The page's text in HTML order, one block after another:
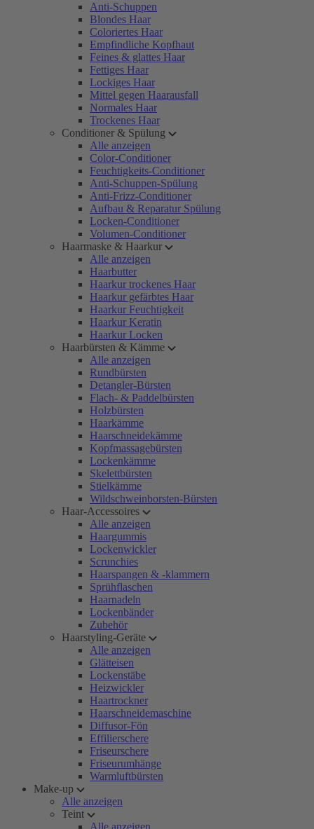
Anti-Schuppen
Blondes Haar
Coloriertes Haar
Empfindliche Kopfhaut
Feines & glattes Haar
Fettiges Haar
Lockiges Haar
Mittel gegen Haarausfall
Normales Haar
Trockenes Haar
Conditioner & Spülung
Alle anzeigen
Color-Conditioner
Feuchtigkeits-Conditioner
Anti-Schuppen-Spülung
Anti-Frizz-Conditioner
Aufbau & Reparatur Spülung
Locken-Conditioner
Volumen-Conditioner
Haarmaske & Haarkur
Alle anzeigen
Haarbutter
Haarkur trockenes Haar
Haarkur gefärbtes Haar
Haarkur Feuchtigkeit
Haarkur Keratin
Haarkur Locken
Haarbürsten & Kämme
Alle anzeigen
Rundbürsten
Detangler-Bürsten
Flach- & Paddelbürsten
Holzbürsten
Haarkämme
Haarschneidekämme
Kopfmassagebürsten
Lockenkämme
Skelettbürsten
Stielkämme
Wildschweinborsten-Bürsten
Haar-Accessoires
Alle anzeigen
Haargummis
Lockenwickler
Scrunchies
Haarspangen & -klammern
Sprühflaschen
Haarnadeln
Lockenbänder
Zubehör
Haarstyling-Geräte
Alle anzeigen
Glätteisen
Lockenstäbe
Heizwickler
Haartrockner
Haarschneidemaschine
Diffusor-Fön
Effilierschere
Friseurschere
Friseurumhänge
Warmluftbürsten
Make-up
Alle anzeigen
Teint
Alle anzeigen